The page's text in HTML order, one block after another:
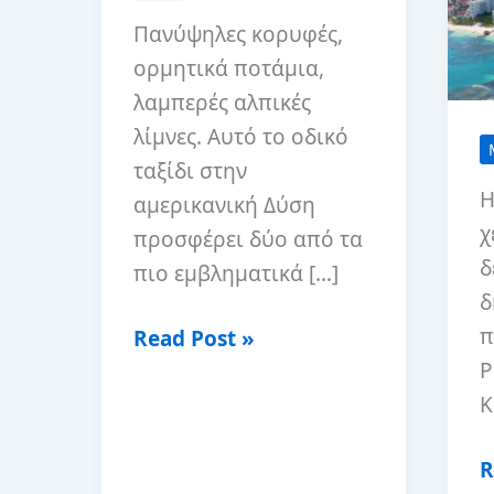
Πανύψηλες κορυφές,
ορμητικά ποτάμια,
λαμπερές αλπικές
λίμνες. Αυτό το οδικό
ταξίδι στην
αμερικανική Δύση
προσφέρει δύο από τα
πιο εμβληματικά […]
Επικό
Read Post »